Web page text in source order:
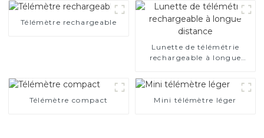
Télémètre rechargeable
Lunette de télémétrie
rechargeable à longue
Télémètre compact Mini télémètre léger